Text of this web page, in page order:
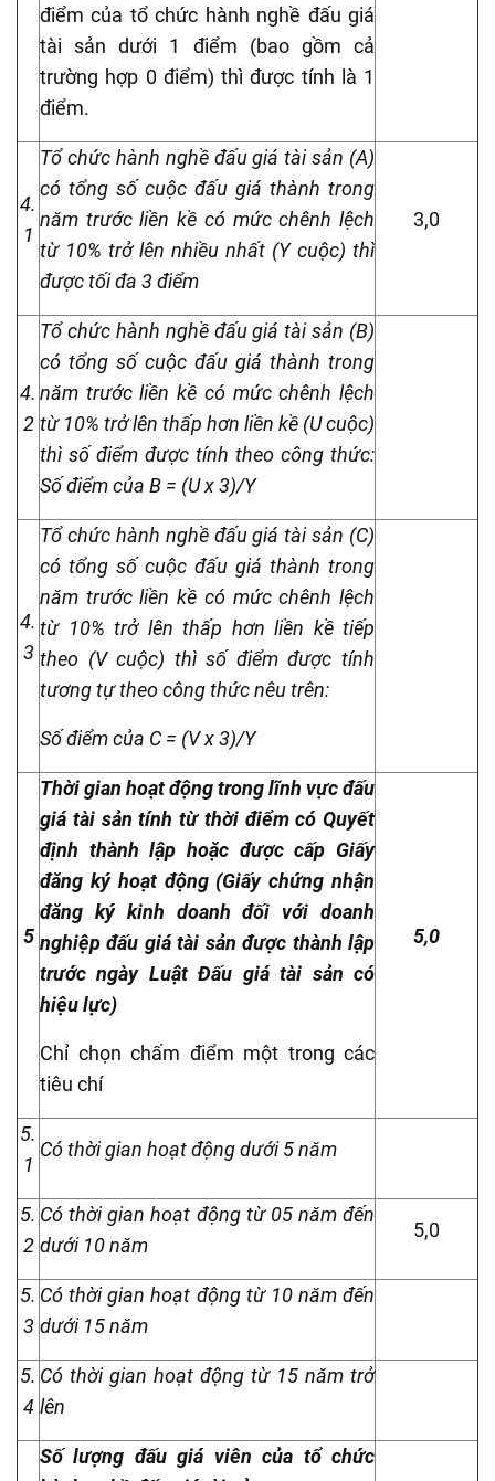
điểm của tổ chức hành nghề đấu giá
tài sản dưới 1 điểm (bao gồm cả
trường hợp 0 điểm) thì được tính là 1
điểm.
4.
1
Tổ chức hành nghề đấu giá tài sản (A)
có tổng số cuộc đấu giá thành trong
năm trước liền kề có mức chênh lệch
từ 10% trở lên nhiều nhất (Y cuộc) thì
được tối đa 3 điểm
3,0
4.
2
Tổ chức hành nghề đấu giá tài sản (B)
có tổng số cuộc đấu giá thành trong
năm trước liền kề có mức chênh lệch
từ 10% trở lên thấp hơn liền kề (U cuộc)
thì số điểm được tính theo công thức:
Số điểm của B = (U x 3)/Y
4.
3
Tổ chức hành nghề đấu giá tài sản (C)
có tổng số cuộc đấu giá thành trong
năm trước liền kề có mức chênh lệch
từ 10% trở lên thấp hơn liền kề tiếp
theo (V cuộc) thì số điểm được tính
tương tự theo công thức nêu trên:
Số điểm của C = (V x 3)/Y
5
Thời gian hoạt động trong lĩnh vực đấu
giá tài sản tính từ thời điểm có Quyết
định thành lập hoặc được cấp Giấy
đăng ký hoạt động (Giấy chứng nhận
đăng ký kinh doanh đối với doanh
nghiệp đấu giá tài sản được thành lập
trước ngày Luật Đấu giá tài sản có
hiệu lực)
Chỉ chọn chấm điểm một trong các
tiêu chí
5,0
5.
1
Có thời gian hoạt động dưới 5 năm
5.
2
Có thời gian hoạt động từ 05 năm đến
dưới 10 năm
5,0
5.
3
Có thời gian hoạt động từ 10 năm đến
dưới 15 năm
5.
4
Có thời gian hoạt động từ 15 năm trở
lên
Số lượng đấu giá viên của tổ chức